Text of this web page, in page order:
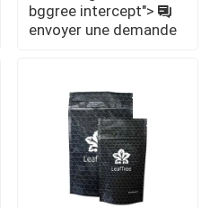
personnalisé
bggree intercept">
envoyer une demande